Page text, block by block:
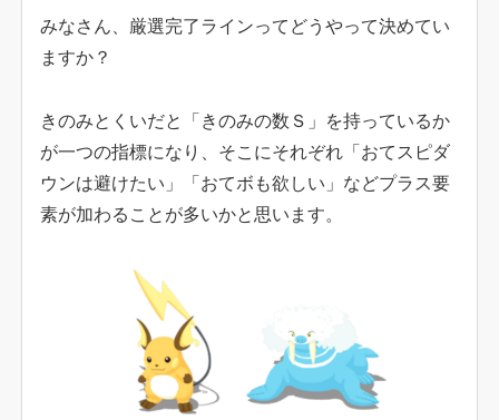
みなさん、厳選完了ラインってどうやって決めてい
ますか？
きのみとくいだと「きのみの数Ｓ」を持っているか
が一つの指標になり、そこにそれぞれ「おてスピダ
ウンは避けたい」「おてボも欲しい」などプラス要
素が加わることが多いかと思います。